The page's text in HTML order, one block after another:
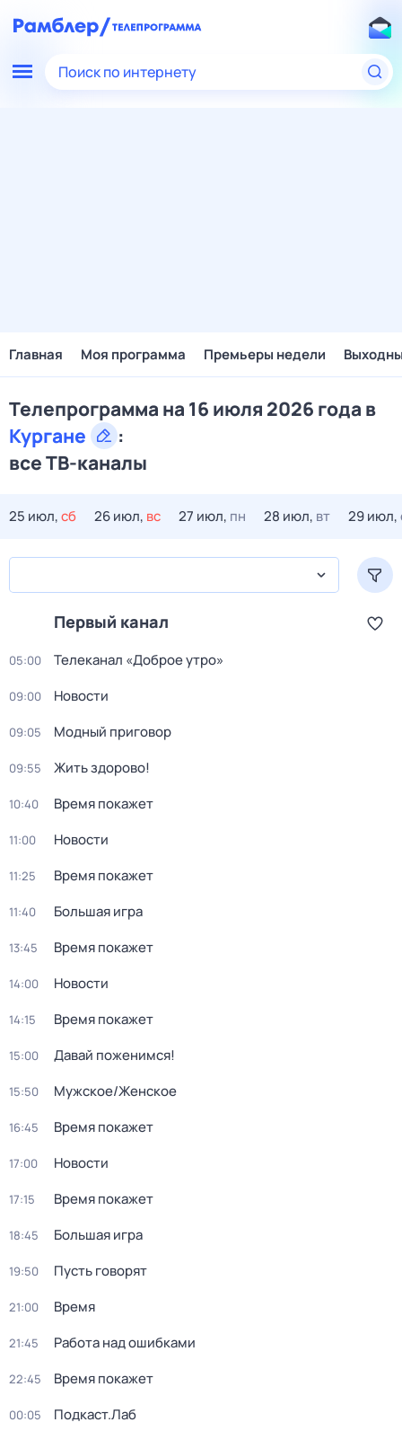
Поиск по интернету
Главная Моя программа Премьеры недели
Телепрограмма на 16 июля 2026 года в
Кургане
:
все ТВ-каналы
25 июл,сб 26 июл, вс 27 июл, пн 28 июл, вт 29 июл,
Первый канал
05:00 Телеканал «Доброе утро»
09:00 Новости
09:05 Модный приговор
09:55 Жить здорово!
10:40 Время покажет
11:00 Новости
11:25 Время покажет
11:40 Большая игра
13:45 Время покажет
14:00 Новости
14:15 Время покажет
15:00 Давай поженимся!
15:50 Мужское/Женское
16:45 Время покажет
17:00 Новости
17:15 Время покажет
18:45 Большая игра
19:50 Пусть говорят
21:00 Время
21:45 Работа над ошибками
22:45 Время покажет
00:05 Подкаст.Лаб